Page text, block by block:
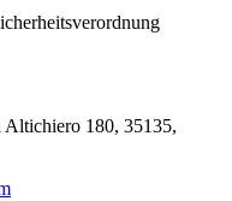
180, 35135,